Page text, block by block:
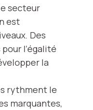
secteur
est
Des
l’égalité
la
rythment le
marquantes,